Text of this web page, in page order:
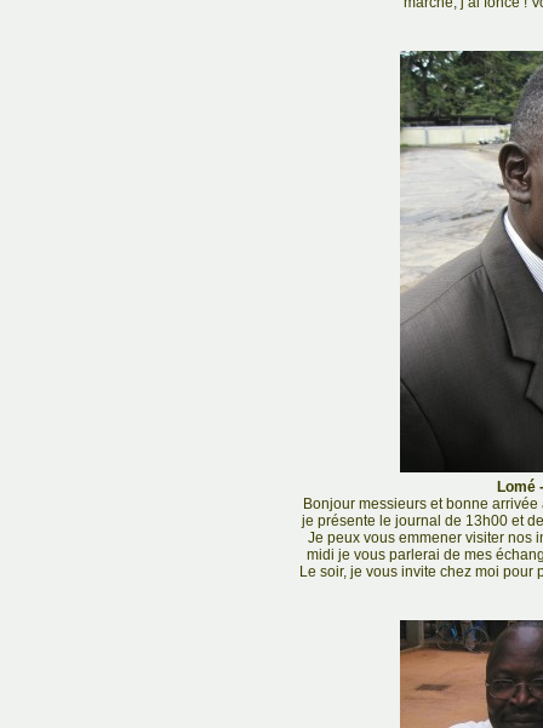
Lomé
Bonjour messieurs et bonne
je présente le journal de 13h00 et
Je peux vous emmener visiter nos
midi je vous parlerai de mes
Le soir, je vous invite chez moi